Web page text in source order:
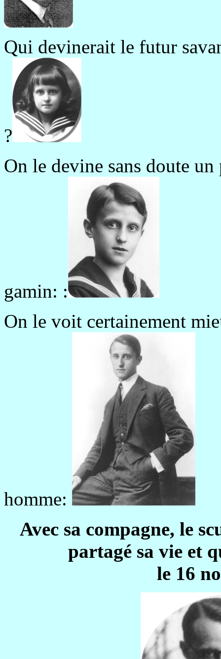
Qui devinerait le futur
?
On le devine sans doute
gamin: :
On le voit certainement
homme:
Avec sa compagne, le
partagé sa vie et
le 16